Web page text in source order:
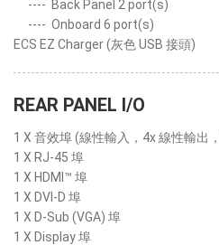
---- Back Panel 2 port(s)
---- Onboard 6 port(s)
ECS EZ Charger (灰色 USB 接頭)
REAR PANEL I/O
1 X 音效埠 (線性輸入，4x 線性輸出
1 X RJ-45 埠
1 X HDMI™ 埠
1 X DVI-D 埠
1 X D-Sub (VGA) 埠
1 X Display 埠